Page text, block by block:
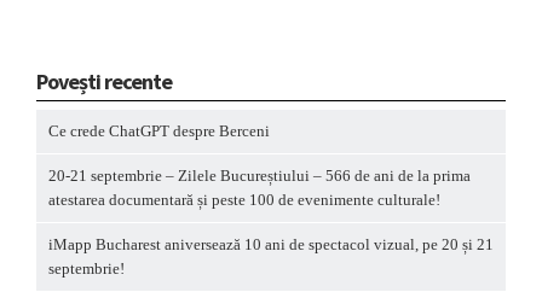
Povești recente
Ce crede ChatGPT despre Berceni
20-21 septembrie – Zilele Bucureștiului – 566 de ani de la prima
atestarea documentară și peste 100 de evenimente culturale!
iMapp Bucharest aniversează 10 ani de spectacol vizual, pe 20 și 21
septembrie!